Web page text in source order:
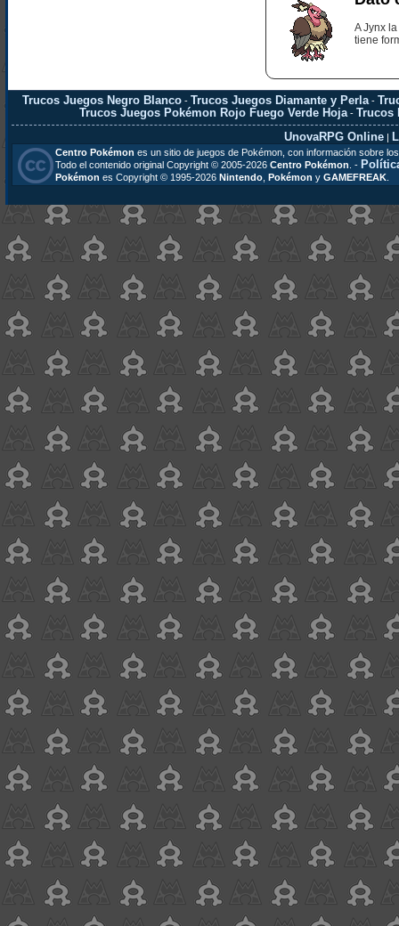
A Jynx
tiene
Trucos Juegos Negro Blanco -Trucos Juegos Diamante y Perla -
Trucos Juegos Pokémon Rojo Fuego Verde Hoja -Trucos
UnovaRPG Online |
Centro Pokémon es un sitio de juegos de Pokémon, con información sobre
Todo el contenido original Copyright © 2005-2026 Centro Pokémon . -
Pokémon es Copyright © 1995-2026 Nintendo, Pokémon y GAMEFREAK.